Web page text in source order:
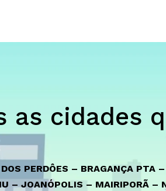
as cidades
PERDÔES – BRAGANÇA PTA
– JOANÓPOLIS – MAIRIPORÃ –